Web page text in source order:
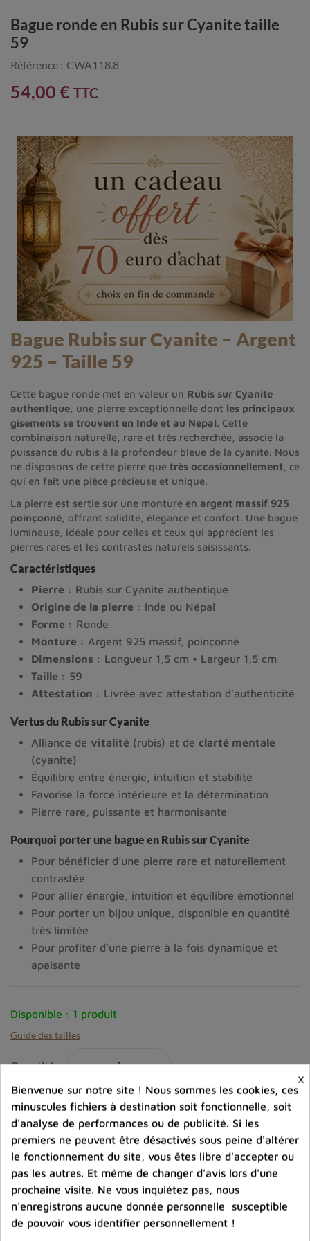
Bague ronde en Rubis sur Cyanite taille
59
Référence : CWA118.8
54,00 € TTC
Bague Rubis sur Cyanite – Argent
925 – Taille 59
Cette bague ronde met en valeur un Rubis sur Cyanite
authentique , une pierre exceptionnelle dont les principaux
gisements se trouvent en Inde et au Népal. Cette
combinaison naturelle, rare et très recherchée, associe la
puissance du rubis à la profondeur bleue de la cyanite. Nous
ne disposons de cette pierre que très occasionnellement , ce
qui en fait une pièce précieuse et unique.
La pierre est sertie sur une monture en argent massif 925
poinçonné , offrant solidité, élégance et confort. Une bague
lumineuse, idéale pour celles et ceux qui apprécient les
pierres rares et les contrastes naturels saisissants.
Caractéristiques
Pierre : Rubis sur Cyanite authentique
Origine de la pierre : Inde ou Népal
Forme : Ronde
Monture : Argent 925 massif, poinçonné
Dimensions : Longueur 1,5 cm • Largeur 1,5 cm
Taille : 59
Attestation : Livrée avec attestation d’authenticité
Vertus du Rubis sur Cyanite
Alliance de vitalité (rubis) et de clarté mentale
(cyanite)
Équilibre entre énergie, intuition et stabilité
Favorise la force intérieure et la détermination
Pierre rare, puissante et harmonisante
Pourquoi porter une bague en Rubis sur Cyanite
Pour bénéficier d’une pierre rare et naturellement
contrastée
Pour allier énergie, intuition et équilibre émotionnel
Pour porter un bijou unique, disponible en quantité
très limitée
Pour profiter d’une pierre à la fois dynamique et
apaisante
Disponible : 1 produit
Guide des tailles
Quantité : - +
Ajouter au panier favorite_border
Ajouter à la comparaison
help_outline Posez une question sur ce produit
×
Bienvenue sur notre site ! Nous sommes les cookies, ces
minuscules fichiers à destination soit fonctionnelle, soit
d'analyse de performances ou de publicité. Si les
premiers ne peuvent être désactivés sous peine d'altérer
le fonctionnement du site, vous êtes libre d'accepter ou
pas les autres. Et même de changer d'avis lors d'une
prochaine visite. Ne vous inquiétez pas, nous
n'enregistrons aucune donnée personnelle susceptible
de pouvoir vous identifier personnellement !